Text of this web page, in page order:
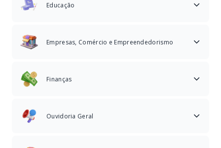
Educação
Empresas, Comércio e Empreendedorismo
Finanças
Ouvidoria Geral